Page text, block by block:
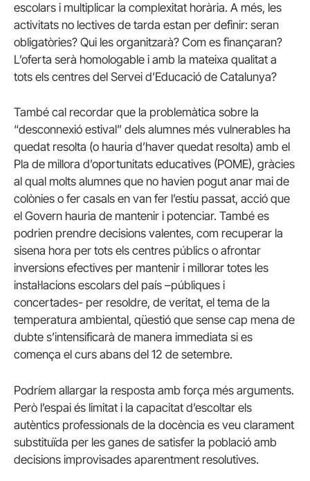
escolars i multiplicar la complexitat horària. A més, les
activitats no lectives de tarda estan per definir: seran
obligatòries? Qui les organitzarà? Com es finançaran?
L’oferta serà homologable i amb la mateixa qualitat a
tots els centres del Servei d’Educació de Catalunya?
També cal recordar que la problemàtica sobre la
“desconnexió estival” dels alumnes més vulnerables ha
quedat resolta (o hauria d’haver quedat resolta) amb el
Pla de millora d’oportunitats educatives (POME), gràcies
al qual molts alumnes que no havien pogut anar mai de
colònies o fer casals en van fer l’estiu passat, acció que
el Govern hauria de mantenir i potenciar. També es
podrien prendre decisions valentes, com recuperar la
sisena hora per tots els centres públics o afrontar
inversions efectives per mantenir i millorar totes les
instal·lacions escolars del país –públiques i
concertades- per resoldre, de veritat, el tema de la
temperatura ambiental, qüestió que sense cap mena de
dubte s’intensificarà de manera immediata si es
comença el curs abans del 12 de setembre.
Podríem allargar la resposta amb força més arguments.
Però l’espai és limitat i la capacitat d’escoltar els
autèntics professionals de la docència es veu clarament
substituïda per les ganes de satisfer la població amb
decisions improvisades aparentment resolutives.